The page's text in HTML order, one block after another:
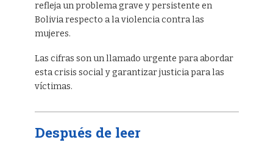
refleja un problema grave y persistente en
Bolivia respecto a la violencia contra las
mujeres.
Las cifras son un llamado urgente para abordar
esta crisis social y garantizar justicia para las
víctimas.
Después de leer